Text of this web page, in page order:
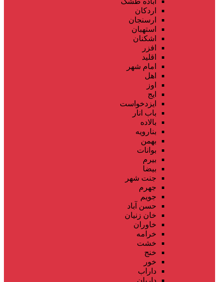
اردکان
ارسنجان
استهبان
اشکنان
افزر
اقلید
امام شهر
اهل
اوز
ایج
ایزدخواست
باب انار
بالاده
بنارویه
بهمن
بوانات
بیرم
بیضا
جنت شهر
جهرم
جویم
حسن آباد
خان زنیان
خاوران
خرامه
خشت
خنج
خور
داراب
داریان